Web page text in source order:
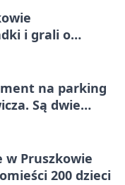
i grali o
na parking
Są dwie
w Pruszkowie
200 dzieci